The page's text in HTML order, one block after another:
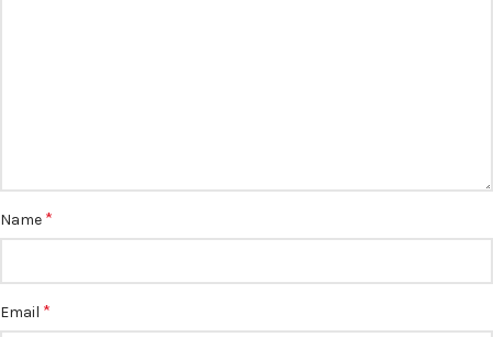
Name *
Email *